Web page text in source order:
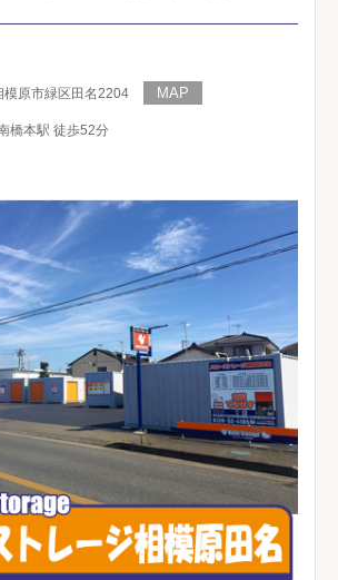
模原市緑区田名2204
橋本駅 徒歩52分